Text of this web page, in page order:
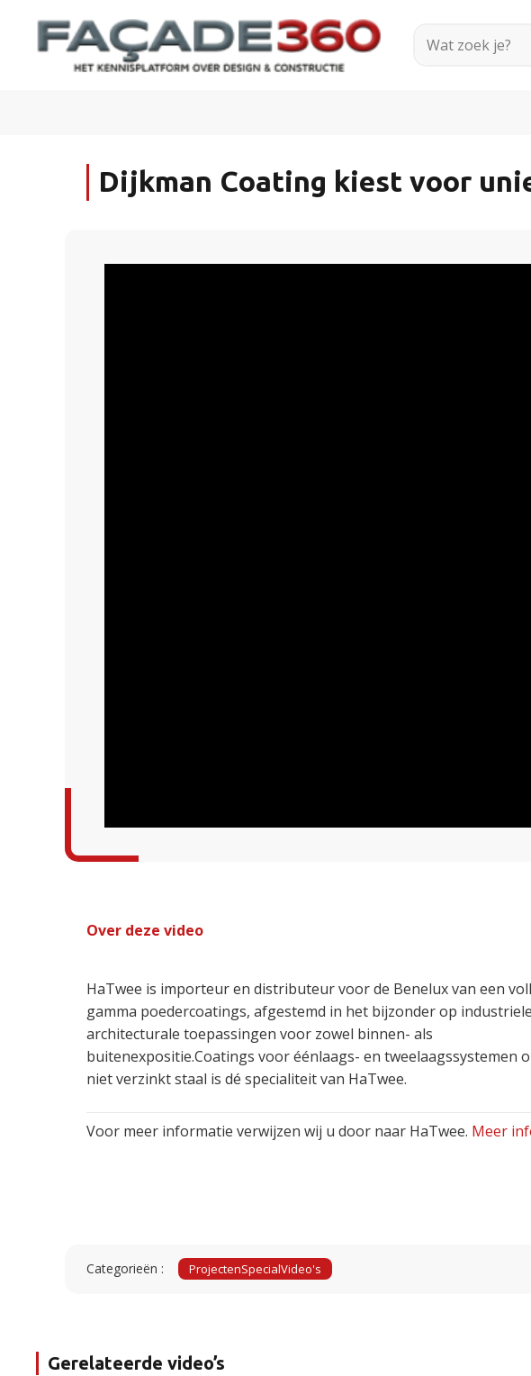
Dijkman Coating kiest voor
Over deze video
HaTwee is importeur en distributeur voor de Benelux van een
gamma poedercoatings, afgestemd in het bijzonder op
architecturale toepassingen voor zowel binnen- als
buitenexpositie.Coatings voor éénlaags- en tweelaagssystemen
niet verzinkt staal is dé specialiteit van HaTwee.
Voor meer informatie verwijzen wij u door naar HaTwee. Meer
Categorieën : ProjectenSpecialVideo's
Gerelateerde video’s